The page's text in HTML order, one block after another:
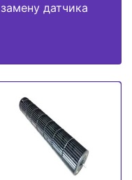
замену датчика